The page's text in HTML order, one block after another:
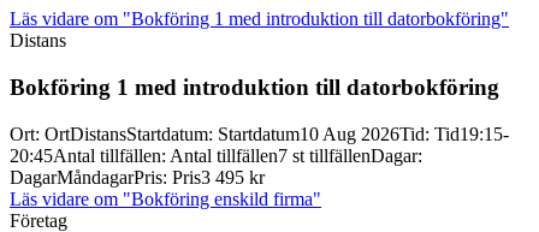
Läs vidare om "Bokföring 1 med introduktion till datorbokföring"
Distans
Bokföring 1 med introduktion till datorbokföring
Ort: OrtDistansStartdatum: Startdatum10 Aug 2026Tid: Tid19:15-
20:45Antal tillfällen: Antal tillfällen7 st tillfällenDagar:
DagarMåndagarPris: Pris3 495 kr
Läs vidare om "Bokföring enskild firma"
Företag